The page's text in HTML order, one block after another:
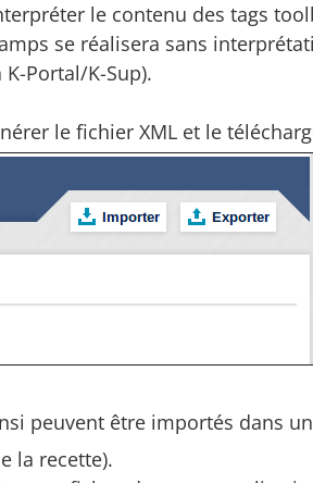
le contenu des tags
se réalisera sans
Portal/K-Sup).
le fichier XML et le
peuvent être importés dans
la recette).